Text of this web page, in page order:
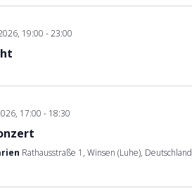
19:00 -23:00
17:00 - 18:30
Rathausstraße 1, Winsen (Luhe), Deutschland